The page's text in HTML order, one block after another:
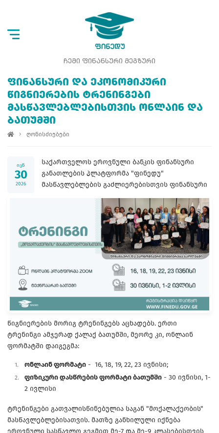
ᲩᲔᲛᲘ ᲤᲘᲜᲐᲜᲡᲣᲠᲘ ᲛᲔᲒᲖᲣᲠᲘ
ᲤᲘᲜᲐᲜᲡᲣᲠᲘ ᲓᲐ ᲔᲙᲝᲜᲝᲛᲘᲙᲣᲠᲘ
ᲬᲘᲒᲜᲘᲔᲠᲔᲑᲘᲡ ᲢᲠᲔᲜᲘᲜᲒᲔᲑᲘ
ᲛᲐᲡᲬᲐᲕᲚᲔᲑᲚᲔᲑᲘᲡᲗᲕᲘᲡ ᲝᲜᲚᲐᲘᲜ ᲓᲐ
ᲑᲐᲗᲣᲛᲨᲘ
ღონისძიებები
ივნ
30
2026
საქართველოს ეროვნული ბანკის ფინანსური
განათლების პლატფორმა "ფინედუ"
მასწავლებლების გაძლიერებისთვის ფინანსური
წიგნიერების მორიგ ტრენინგებს აცხადებს. ერთი
ტრენინგი ამჯერად ქალაქ ბათუმში, მეორე კი, ონლაინ
ფორმატში დაიგეგმა:
ონლაინ ფორმატი - 16, 18, 19, 22, 23 ივნისი;
ფიზიკური დასწრების ფორმატი ბათუმში - 30 ივნისი, 1-
2 ივლისი
ტრენინგები გათვალისწინებულია საგან "მოქალაქეობის"
მასწავლებლებისათვის. მათზე განხილული იქნება